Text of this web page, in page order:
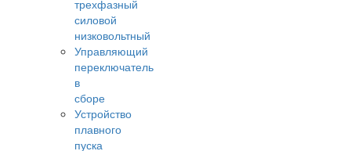
трехфазный
силовой
низковольтный
Управляющий
переключатель
в
сборе
Устройство
плавного
пуска